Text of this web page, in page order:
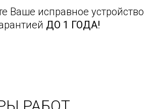
Ваше исправное устройство
ДО 1 ГОДА!